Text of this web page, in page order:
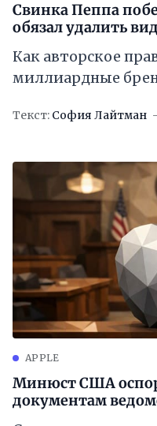
Свинка Пеппа
обязал удалить
Как авторское
миллиардные
Текст: София Лайтман
APPLE
Минюст США
документам